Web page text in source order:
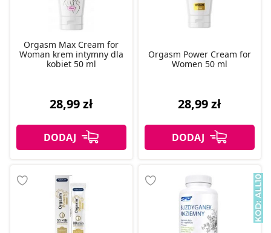
Orgasm Max Cream for
Woman krem intymny dla
kobiet 50 ml
28,99 zł
Orgasm Power Cream for
Women 50 ml
28,99 zł